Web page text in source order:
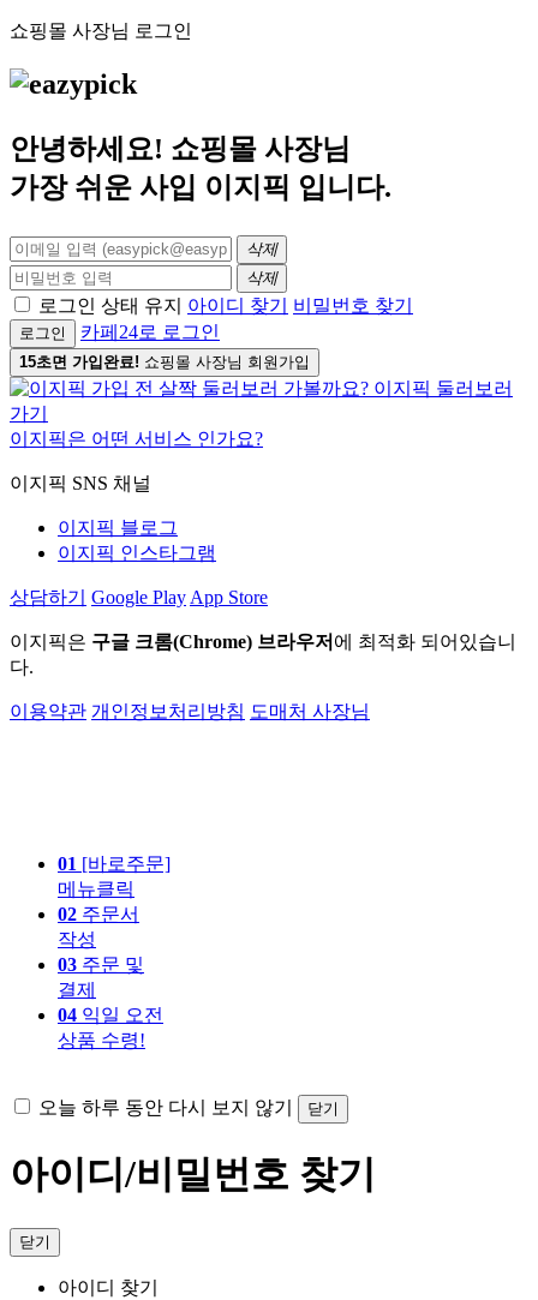
쇼핑몰 사장님 로그인
안녕하세요! 쇼핑몰 사장님
가장 쉬운 사입 이지픽 입니다.
삭제
삭제
로그인 상태 유지 아이디 찾기 비밀번호 찾기
로그인 카페24로 로그인
15초면 가입완료! 쇼핑몰 사장님 회원가입
이지픽은 어떤 서비스 인가요?
이지픽 SNS 채널
이지픽 블로그
이지픽 인스타그램
상담하기 Google Play App Store
이지픽은 구글 크롬(Chrome) 브라우저 에 최적화 되어있습니
다.
이용약관 개인정보처리방침 도매처 사장님
01 [바로주문]
메뉴클릭
02 주문서
작성
03 주문 및
결제
04 익일 오전
상품 수령!
오늘 하루 동안 다시 보지 않기 닫기
아이디/비밀번호 찾기
닫기
아이디 찾기